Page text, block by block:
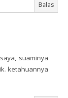
Balas
suaminya
ketahuannya